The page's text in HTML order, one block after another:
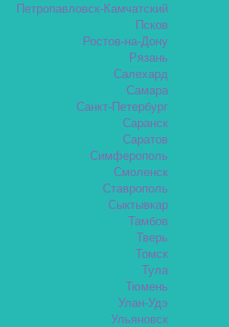
Петропавловск-Камчатский
Псков
Ростов-на-Дону
Рязань
Салехард
Самара
Санкт-Петербург
Саранск
Саратов
Симферополь
Смоленск
Ставрополь
Сыктывкар
Тамбов
Тверь
Томск
Тула
Тюмень
Улан-Удэ
Ульяновск